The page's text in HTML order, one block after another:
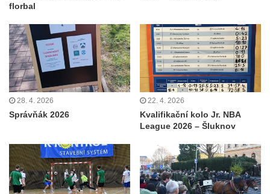
florbal
28. 4. 2026
Správňák 2026
22. 4. 2026
Kvalifikační kolo Jr. NBA
League 2026 – Šluknov